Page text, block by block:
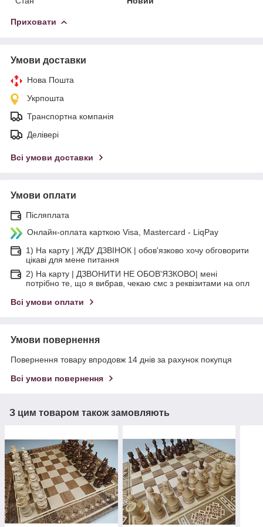
Приховати
Умови доставки
Нова Пошта
Укрпошта
Транспортна компанія
Делівері
Всі умови доставки
Умови оплати
Післяплата
Онлайн-оплата карткою Visa, Mastercard - LiqPay
1) На карту | ЖДУ ДЗВІНОК | обов'язково хочу обговорити
цікаві для мене питання
2) На карту | ДЗВОНИТИ НЕ ОБОВ'ЯЗКОВО| мені
потрібно те, що я вибрав, чекаю смс з реквізитами на опл
Всі умови оплати
Умови повернення
Повернення товару впродовж 14 днів за рахунок покупця
Всі умови повернення
З цим товаром також замовляють